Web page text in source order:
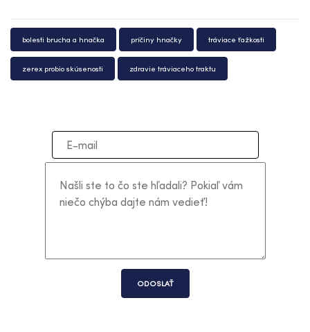
bolesti brucha a hnačka príčiny hnačky tráviace ťažkosti
zerex probio skúsenosti zdravie tráviaceho traktu
ODOSLAŤ